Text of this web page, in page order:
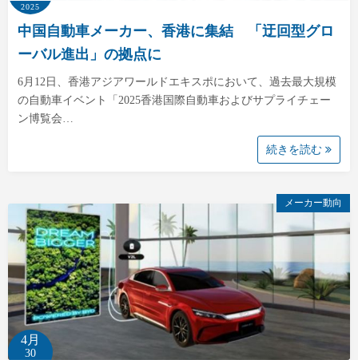
2025
中国自動車メーカー、香港に集結 「迂回型グロ
ーバル進出」の拠点に
6月12日、香港アジアワールドエキスポにおいて、過去最大規模
の自動車イベント「2025香港国際自動車およびサプライチェー
ン博覧会…
続きを読む
メーカー動向
4月
30